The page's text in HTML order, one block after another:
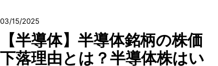
03/15/2025
【半導体】半導体銘柄の株価
下落理由とは？半導体株はい